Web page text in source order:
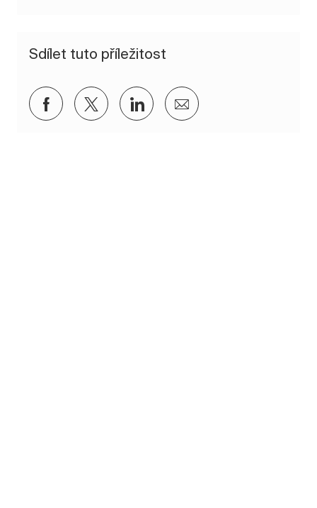
Sdílet tuto příležitost
Sdílet přes Facebook
Sdílet přes twitter
Sdílet přes LinkedIn
Sdílet e-mailem